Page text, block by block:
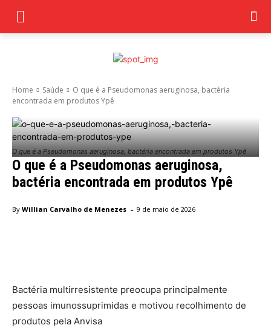
Home Saúde
O que é a Pseudomonas aeruginosa, bactéria
encontrada em produtos Ypê
O que é a Pseudomonas aeruginosa, bactéria encontrada em produtos Ypê
O que é a Pseudomonas aeruginosa,
bactéria encontrada em produtos Ypê
By Willian Carvalho de Menezes - 9 de maio de 2026
Bactéria multirresistente preocupa principalmente
pessoas imunossuprimidas e motivou recolhimento de
produtos pela Anvisa